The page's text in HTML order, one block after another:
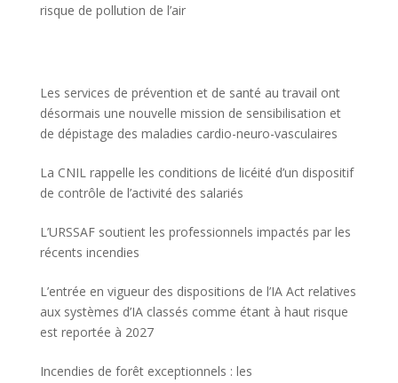
risque de pollution de l’air
Les services de prévention et de santé au travail ont
désormais une nouvelle mission de sensibilisation et
de dépistage des maladies cardio-neuro-vasculaires
La CNIL rappelle les conditions de licéité d’un dispositif
de contrôle de l’activité des salariés
L’URSSAF soutient les professionnels impactés par les
récents incendies
L’entrée en vigueur des dispositions de l’IA Act relatives
aux systèmes d’IA classés comme étant à haut risque
est reportée à 2027
Incendies de forêt exceptionnels : les